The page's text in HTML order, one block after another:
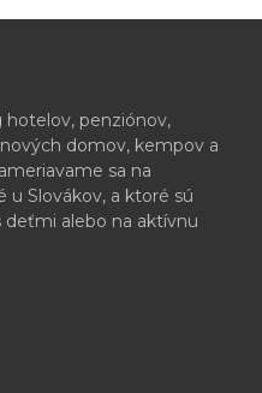
hotelov, penziónov,
domov, kempov a
sa na
u Slovákov, a ktoré sú
deťmi alebo na aktívnu